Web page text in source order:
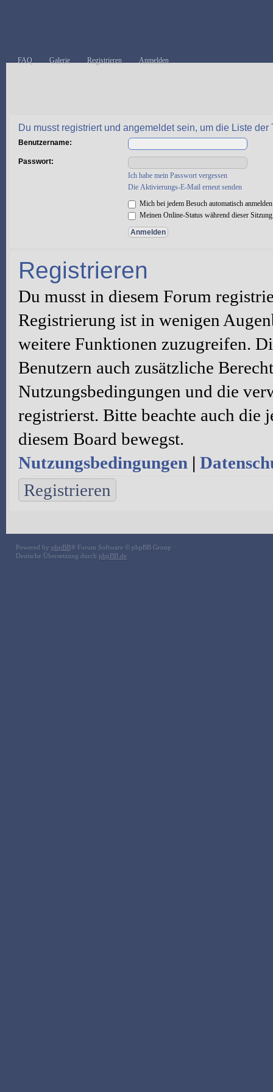
FAQ Galerie Registrieren Anmelden
Du musst registriert und angemeldet sein, um die Liste
Benutzername:
Passwort:
Ich habe mein Passwort vergessen
Die Aktivierungs-E-Mail erneut senden
Mich bei jedem Besuch automatisch anmelden
Meinen Online-Status während dieser
Registrieren
Du musst in diesem Forum
Registrierung ist in wenigen
weitere Funktionen zuzugreifen.
Benutzern auch zusätzliche
Nutzungsbedingungen und die
registrierst. Bitte beachte auch
diesem Board bewegst.
Nutzungsbedingungen |
Registrieren
Powered by phpBB® Forum Software © phpBB Group
Deutsche Übersetzung durch phpBB.de